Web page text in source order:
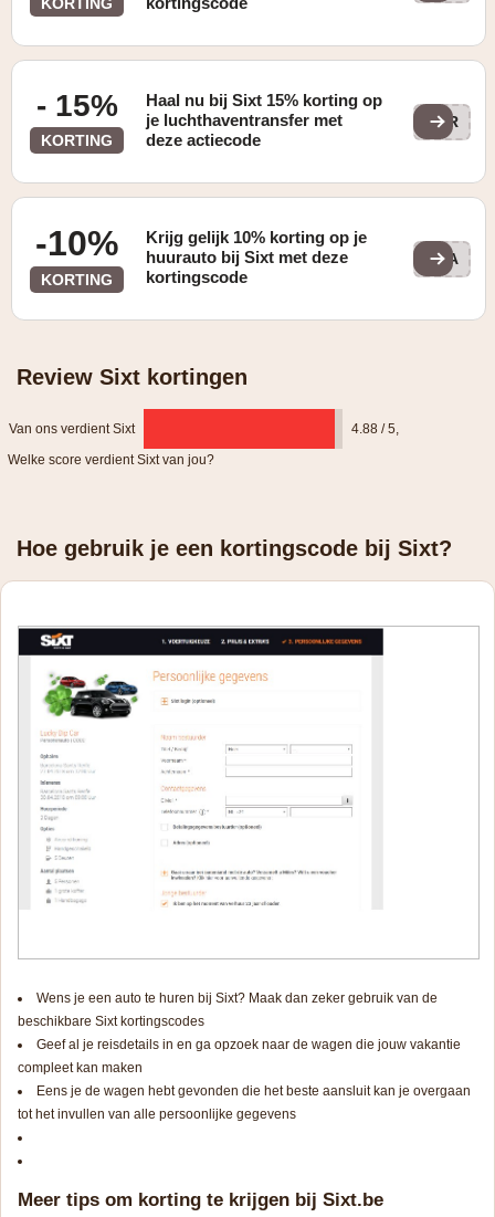
- 15%
KORTING
Haal nu bij Sixt 15% korting op
je luchthaventransfer met
deze actiecode
AIR
-10%
KORTING
Krijg gelijk 10% korting op je
huurauto bij Sixt met deze
kortingscode
VIA
Review Sixt kortingen
Van ons verdient Sixt 4.88 / 5
Welke score verdient Sixt van jou?
Hoe gebruik je een kortingscode bij Sixt?
Wens je een auto te huren bij Sixt? Maak dan zeker gebruik van de
beschikbare Sixt kortingscodes
Geef al je reisdetails in en ga opzoek naar de wagen die jouw vakantie
compleet kan maken
Eens je de wagen hebt gevonden die het beste aansluit kan je overgaan
tot het invullen van alle persoonlijke gegevens
Meer tips om korting te krijgen bij Sixt.be